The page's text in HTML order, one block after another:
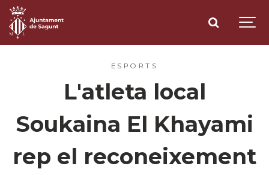
ESPORTS
L'atleta local
Soukaina El Khayami
rep el reconeixement